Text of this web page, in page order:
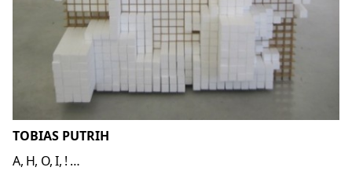
TOBIAS PUTRIH
A, H, O, I, ! …